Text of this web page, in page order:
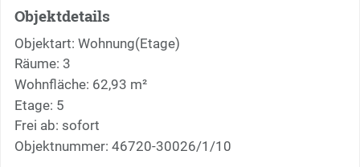
Objektdetails
Objektart: Wohnung(Etage)
Räume: 3
Wohnfläche: 62,93 m²
Etage: 5
Frei ab: sofort
Objektnummer: 46720-30026/1/10